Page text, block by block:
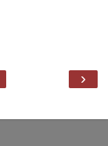
›